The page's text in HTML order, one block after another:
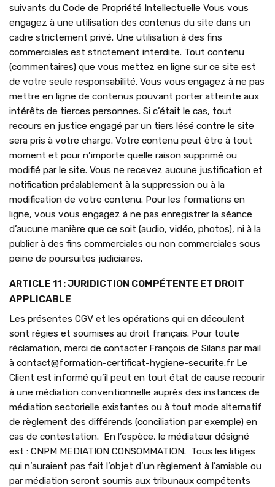
suivants du Code de Propriété Intellectuelle Vous vous
engagez à une utilisation des contenus du site dans un
cadre strictement privé. Une utilisation à des fins
commerciales est strictement interdite. Tout contenu
(commentaires) que vous mettez en ligne sur ce site est
de votre seule responsabilité. Vous vous engagez à ne pas
mettre en ligne de contenus pouvant porter atteinte aux
intérêts de tierces personnes. Si c’était le cas, tout
recours en justice engagé par un tiers lésé contre le site
sera pris à votre charge. Votre contenu peut être à tout
moment et pour n’importe quelle raison supprimé ou
modifié par le site. Vous ne recevez aucune justification et
notification préalablement à la suppression ou à la
modification de votre contenu. Pour les formations en
ligne, vous vous engagez à ne pas enregistrer la séance
d’aucune manière que ce soit (audio, vidéo, photos), ni à la
publier à des fins commerciales ou non commerciales sous
peine de poursuites judiciaires.
ARTICLE 11 : JURIDICTION COMPÉTENTE ET DROIT
APPLICABLE
Les présentes CGV et les opérations qui en découlent
sont régies et soumises au droit français. Pour toute
réclamation, merci de contacter François de Silans par mail
à contact@formation-certificat-hygiene-securite.fr Le
Client est informé qu’il peut en tout état de cause recourir
à une médiation conventionnelle auprès des instances de
médiation sectorielle existantes ou à tout mode alternatif
de règlement des différends (conciliation par exemple) en
cas de contestation. En l’espèce, le médiateur désigné
est : CNPM MEDIATION CONSOMMATION. Tous les litiges
qui n’auraient pas fait l’objet d’un règlement à l’amiable ou
par médiation seront soumis aux tribunaux compétents